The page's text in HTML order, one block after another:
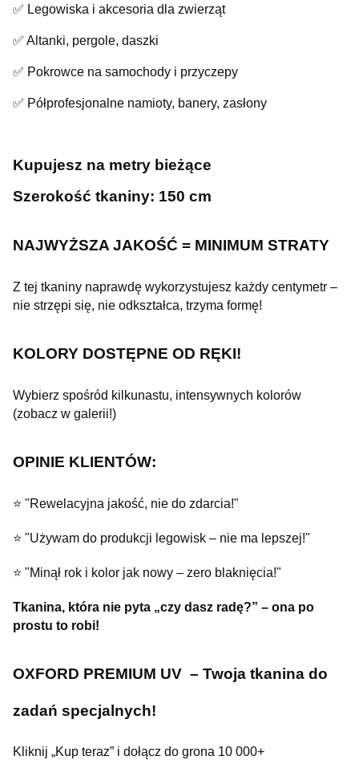
✅ Legowiska i akcesoria dla zwierząt
✅ Altanki, pergole, daszki
✅ Pokrowce na samochody i przyczepy
✅ Półprofesjonalne namioty, banery, zasłony
Kupujesz na metry bieżące
Szerokość tkaniny: 150 cm
NAJWYŻSZA JAKOŚĆ = MINIMUM STRATY
Z tej tkaniny naprawdę wykorzystujesz każdy centymetr –
nie strzępi się, nie odkształca, trzyma formę!
KOLORY DOSTĘPNE OD RĘKI!
Wybierz spośród kilkunastu, intensywnych kolorów
(zobacz w galerii!)
OPINIE KLIENTÓW:
⭐ "Rewelacyjna jakość, nie do zdarcia!"
⭐ "Używam do produkcji legowisk – nie ma lepszej!"
⭐ "Minął rok i kolor jak nowy – zero blaknięcia!"
Tkanina, która nie pyta „czy dasz radę?” – ona po
prostu to robi!
OXFORD PREMIUM UV – Twoja tkanina do
zadań specjalnych!
Kliknij „Kup teraz” i dołącz do grona 10 000+